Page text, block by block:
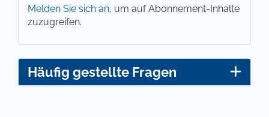
Melden Sie sich an, um auf Abonnement-Inhalte
zuzugreifen.
Häufig gestellte Fragen